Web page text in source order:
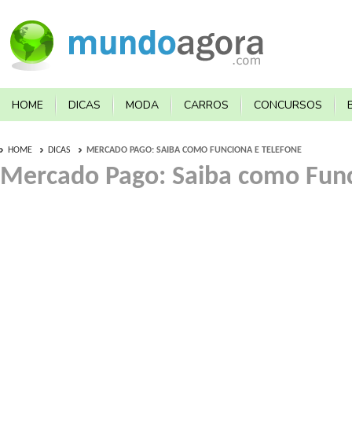
HOME DICAS MODA CARROS CONCURSOS
HOME DICAS MERCADO PAGO: SAIBA COMO FUNCIONA E TELEFONE
Mercado Pago: Saiba como